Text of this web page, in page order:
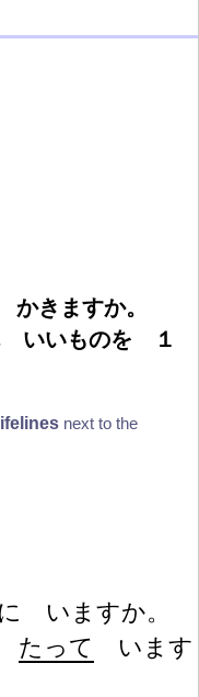
きますか。
いいものを
１
next to the
いますか。
たって
います